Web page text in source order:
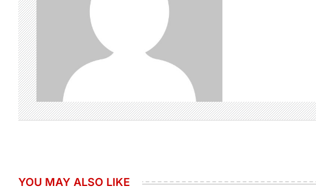
YOU MAY ALSO LIKE